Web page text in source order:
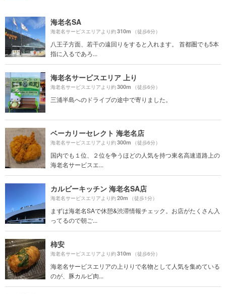
海老名SA
海老名サービスエリアより約310m （徒歩6分）
八王子方面、若干の遠回りをすると入れます。 首都圏でも5本
指に入るであろ...
海老名サービスエリア 上り
海老名サービスエリアより約300m （徒歩6分）
三浦半島へのドライブの途中で寄りました。
ベーカリーセレクト 海老名店
海老名サービスエリアより約300m （徒歩6分）
国内でも１位、２位を争うほどの人気を持つ東名高速道路上の
海老名サービスエ...
カルビーキッチン 海老名SA店
海老名サービスエリアより約20m （徒歩1分）
まずは海老名SAで休憩&渋滞情報チェック。お店がたくさん入
ってるので朝ご...
柿安
海老名サービスエリアより約310m （徒歩6分）
海老名サービスエリアの上りりで名物として人気を集めている
のが、豚カルビ肉...